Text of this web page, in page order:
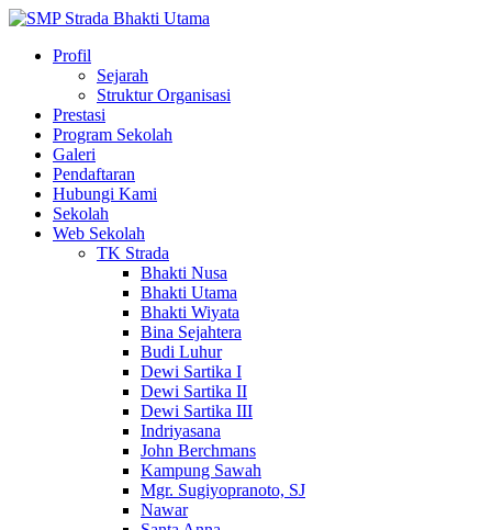
Profil
Sejarah
Struktur Organisasi
Prestasi
Program Sekolah
Galeri
Pendaftaran
Hubungi Kami
Sekolah
Web Sekolah
TK Strada
Bhakti Nusa
Bhakti Utama
Bhakti Wiyata
Bina Sejahtera
Budi Luhur
Dewi Sartika I
Dewi Sartika II
Dewi Sartika III
Indriyasana
John Berchmans
Kampung Sawah
Mgr. Sugiyopranoto, SJ
Nawar